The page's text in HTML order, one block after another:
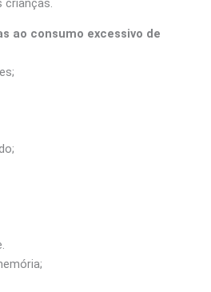
crianças.
ao consumo excessivo de